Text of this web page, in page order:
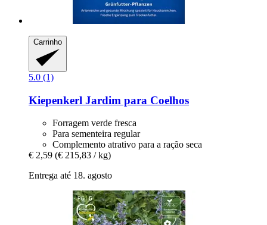
Carrinho
5.0 (1)
Kiepenkerl Jardim para Coelhos
Forragem verde fresca
Para sementeira regular
Complemento atrativo para a ração seca
€ 2,59 (€ 215,83 / kg)
Entrega até 18. agosto